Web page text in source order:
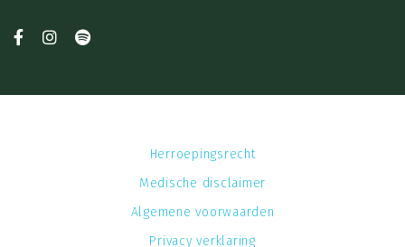
Herroepingsrecht
Medische disclaimer
Algemene voorwaarden
Privacy verklaring